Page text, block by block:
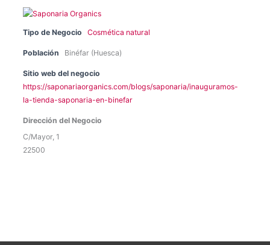
Tipo de Negocio Cosmética natural
Población Binéfar (Huesca)
Sitio web del negocio
https://saponariaorganics.com/blogs/saponaria/inauguramos-
la-tienda-saponaria-en-binefar
Dirección del Negocio
C/Mayor, 1
22500